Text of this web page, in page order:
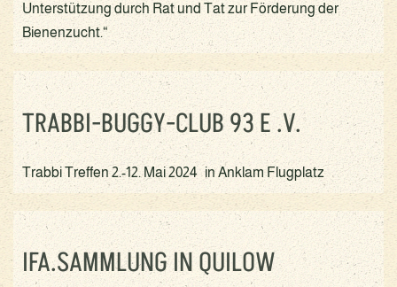
Unterstützung durch Rat und Tat zur Förderung der
Bienenzucht.“
TRABBI-BUGGY-CLUB 93 E .V.
Trabbi Treffen 2.-12. Mai 2024 in Anklam Flugplatz
IFA.SAMMLUNG IN QUILOW